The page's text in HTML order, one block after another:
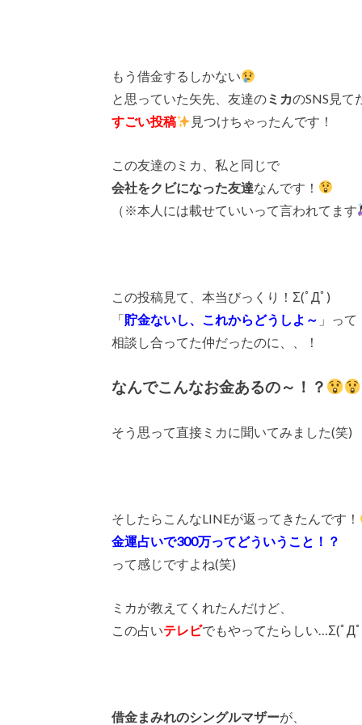
もう借金するしかない
と思っていた矢先、友達のミカのSNS見て
すごい投稿
見つけちゃったんです！
この友達のミカ、私と同じで
会社をクビになった友達なんです！
（※本人には載せていいって言われてます
この投稿見て、本当びっくり！Σ(ﾟДﾟ)
「貯金ないし、これからどうしよ～ 」って
相談し合ってた仲だったのに、、！
なんでこんなお金あるの～！？
そう思って直接ミカに聞いてみました(笑)
そしたらこんなLINEが返ってきたんです！
金運占いで300万ってどういうこと！？
って感じですよね(笑)
ミカが教えてくれたんだけど、
この占いテレビでもやってたらしい…Σ(ﾟД
借金まみれのシングルマザーが、